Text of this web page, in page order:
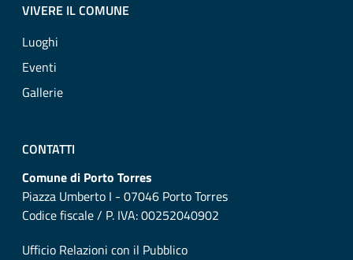
VIVERE IL COMUNE
Luoghi
Eventi
Gallerie
CONTATTI
Comune di Porto Torres
Piazza Umberto I - 07046 Porto Torres
Codice fiscale / P. IVA: 00252040902
Ufficio Relazioni con il Pubblico